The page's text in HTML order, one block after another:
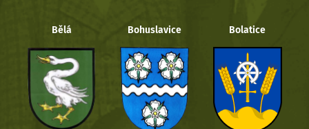
Bělá Bohuslavice Bolatice